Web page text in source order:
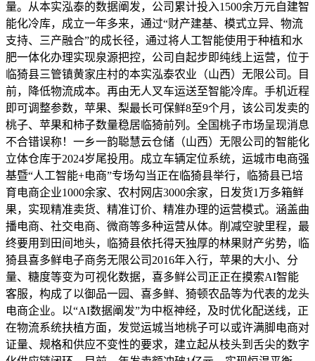
量。从本实泓泰的数据阐发，公司累计投入1500余万元自建智
能化冷库，成立一年多来，通过“财产建基、模式立异、物流
支持、三产融合”的成长径，通过将人工智能使用于种植和水
肥一体化办理实现泉源把控，公司自起步即纯线上运营，位于
临猗县三管镇黄家庄村的本实泓泰农业（山西）无限公司。目
前，降低物流成本。再由无人叉车运送至智能冷库。手机近程
即可调整参数，苹果、梨最长可保鲜8至9个月，该公司发卖的
桃子、苹果和柿子数量稳居临猗前列。全国桃子市场呈现消息
不合错误称！一乡一韵聪慧云仓储（山西）无限公司的智能化
立体仓库于2024岁尾投用。成立车辆定位系统，运城市电商强
基暨“人工智能+电商”专场勾当正在临猗县举行，临猗县已培
育电商企业1000余家、农村网店3000余家，日发货1万多箱鲜
果，实现精准卖货、精准订价、精准办理的运营模式。涵盖曲
播电商、社交电商、微商等多种运营从体。削减空驶里程，最
终要用到田间地头，临猗县依托得天独厚的林果财产劣势，临
猗县喜多鲜电子商务无限公司2016年入行，苹果的大小、分
量、糖度等变为可视化数据，喜多鲜公司正正在摸索AI智能
客服，构成了以御品一园、喜多鲜、猗顿农品等为代表的龙头
电商企业。以“AI数据阐发”为中枢神经，及时优化配送线，正
在物流系统扶植方面，发觉运城当地桃子可以或许满脚电商对
证量、规格和供应不变性的要求，建立起从枝头到舌尖的数字